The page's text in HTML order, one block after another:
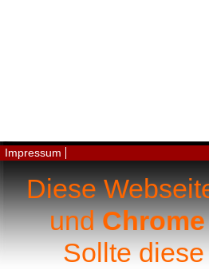
Impressum
Diese
undChrome
Sollte